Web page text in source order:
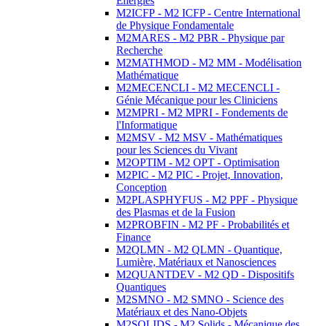
M2ICFP - M2 ICFP - Centre International
de Physique Fondamentale
M2MARES - M2 PBR - Physique par
Recherche
M2MATHMOD - M2 MM - Modélisation
Mathématique
M2MECENCLI - M2 MECENCLI -
Génie Mécanique pour les Cliniciens
M2MPRI - M2 MPRI - Fondements de
l'Informatique
M2MSV - M2 MSV - Mathématiques
pour les Sciences du Vivant
M2OPTIM - M2 OPT - Optimisation
M2PIC - M2 PIC - Projet, Innovation,
Conception
M2PLASPHYFUS - M2 PPF - Physique
des Plasmas et de la Fusion
M2PROBFIN - M2 PF - Probabilités et
Finance
M2QLMN - M2 QLMN - Quantique,
Lumière, Matériaux et Nanosciences
M2QUANTDEV - M2 QD - Dispositifs
Quantiques
M2SMNO - M2 SMNO - Science des
Matériaux et des Nano-Objets